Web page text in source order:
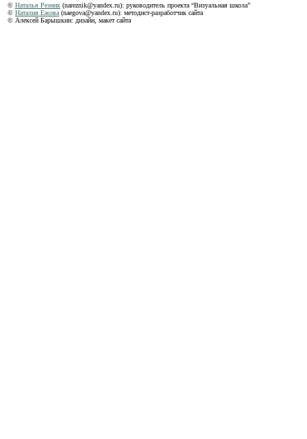
© Наталья Резник (nareznik@yandex.ru): руководитель проекта “Визуальная школа”
© Наталия Ежова (naegova@yandex.ru): методист-разработчик сайта
© Алексей Барышкин: дизайн, макет сайта